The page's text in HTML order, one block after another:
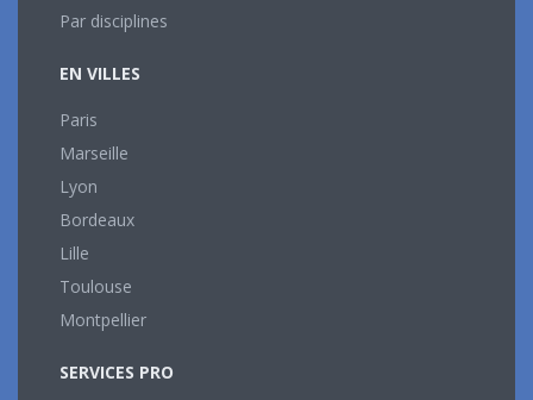
Par disciplines
EN VILLES
Paris
Marseille
Lyon
Bordeaux
Lille
Toulouse
Montpellier
SERVICES PRO